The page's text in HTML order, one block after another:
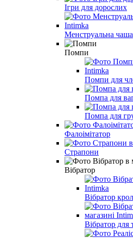
Ігри для дорослих
Менструальна чаша
Помпи
Помпи для
Помпа для
Помпа для
Фалоімітатор
Страпони
Вібратор
Вібратор
Вібратор для